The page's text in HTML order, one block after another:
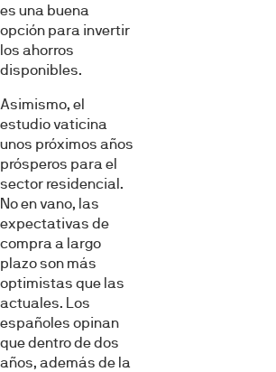
es una buena
opción para invertir
los ahorros
disponibles.
Asimismo, el
estudio vaticina
unos próximos años
prósperos para el
sector residencial.
No en vano, las
expectativas de
compra a largo
plazo son más
optimistas que las
actuales. Los
españoles opinan
que dentro de dos
años, además de la